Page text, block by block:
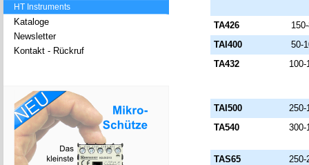
HT Instruments
Kataloge
Newsletter
Kontakt - Rückruf
TA426
TAI400
50-
TA432
100-
TAI500
250-
TA540
300-
TAS65
250-